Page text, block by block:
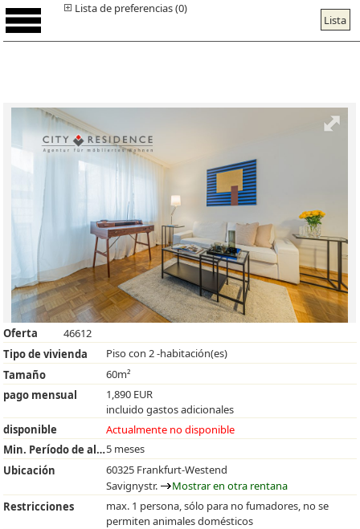
Lista
Lista de preferencias (0)
Oferta
46612
Tipo de vivienda
Piso con 2 -habitación(es)
Tamaño
60m²
pago mensual
1,890 EUR
incluido gastos adicionales
disponible
Actualmente no disponible
Min. Período de alquiler5 meses
Ubicación
60325 Frankfurt-Westend
Savignystr.
Mostrar en otra rentana
Restricciones
max. 1 persona, sólo para no fumadores, no se
permiten animales domésticos